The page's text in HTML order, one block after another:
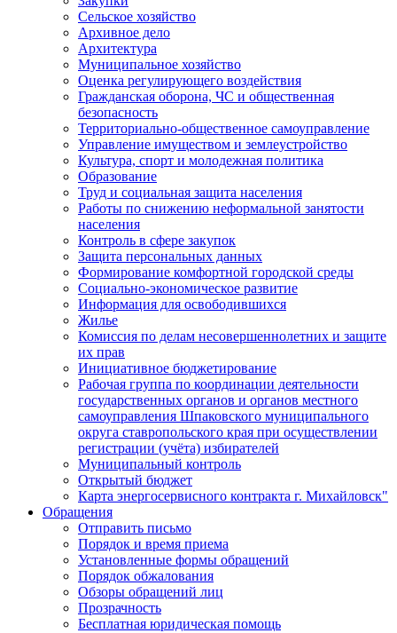
Сельское хозяйство
Архивное дело
Архитектура
Муниципальное хозяйство
Оценка регулирующего воздействия
Гражданская оборона, ЧС и общественная
безопасность
Территориально-общественное самоуправление
Управление имуществом и землеустройство
Культура, спорт и молодежная политика
Образование
Труд и социальная защита населения
Работы по снижению неформальной занятости
населения
Контроль в сфере закупок
Защита персональных данных
Формирование комфортной городской среды
Социально-экономическое развитие
Информация для освободившихся
Жилье
Комиссия по делам несовершеннолетних и защите
их прав
Инициативное бюджетирование
Рабочая группа по координации деятельности
государственных органов и органов местного
самоуправления Шпаковского муниципального
округа ставропольского края при осуществлении
регистрации (учёта) избирателей
Муниципальный контроль
Открытый бюджет
Карта энергосервисного контракта г. Михайловск"
Обращения
Отправить письмо
Порядок и время приема
Установленные формы обращений
Порядок обжалования
Обзоры обращений лиц
Прозрачность
Бесплатная юридическая помощь